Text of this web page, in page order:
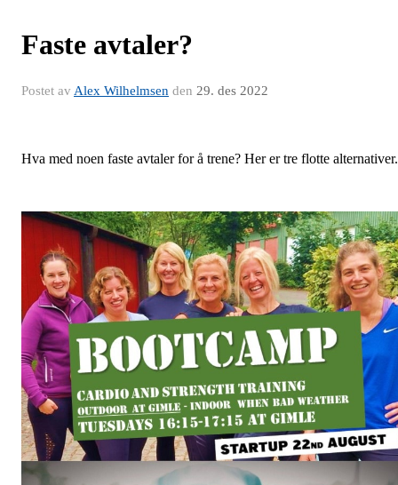
Faste avtaler?
Postet av Alex Wilhelmsen den 29. des 2022
Hva med noen faste avtaler for å trene? Her er tre flotte alternativer.